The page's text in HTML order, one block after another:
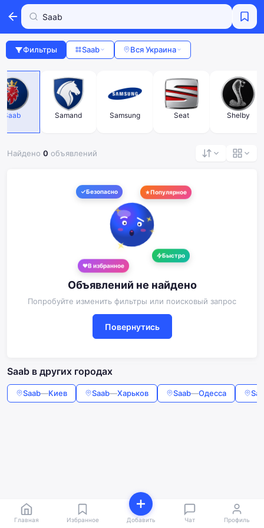
Фильтры Saab Вся Украина
Saab Samand Samsung Seat Shelby
Найдено 0 объявлений
Безопасно Популярное
Быстро
В избранное
Объявлений не найдено
Попробуйте изменить фильтры или поисковый запрос
Повернутись
Saab в других городах
Saab—Киев Saab—Харьков Saab—Одесса
Главная Избранное Добавить Чат Профиль